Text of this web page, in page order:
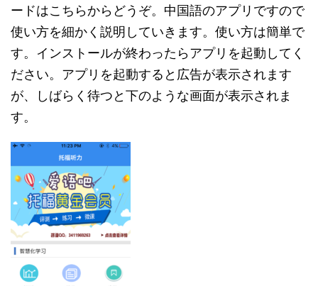
ードはこちらからどうぞ。中国語のアプリですので
使い方を細かく説明していきます。使い方は簡単で
す。インストールが終わったらアプリを起動してく
ださい。アプリを起動すると広告が表示されます
が、しばらく待つと下のような画面が表示されま
す。